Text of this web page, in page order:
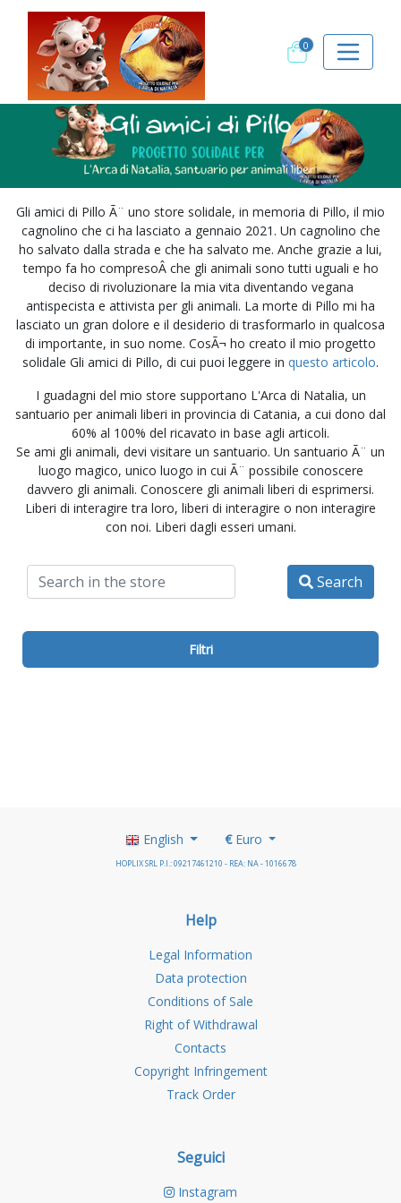
0
Gli amici di Pillo Ã¨ uno store solidale, in memoria di Pillo, il mio
cagnolino che ci ha lasciato a gennaio 2021. Un cagnolino che
ho salvato dalla strada e che ha salvato me. Anche grazie a lui,
tempo fa ho compresoÂ che gli animali sono tutti uguali e ho
deciso di rivoluzionare la mia vita diventando vegana
antispecista e attivista per gli animali. La morte di Pillo mi ha
lasciato un gran dolore e il desiderio di trasformarlo in qualcosa
di importante, in suo nome. CosÃ¬ ho creato il mio progetto
solidale Gli amici di Pillo, di cui puoi leggere in questo articolo.
I guadagni del mio store supportano L'Arca di Natalia, un
santuario per animali liberi in provincia di Catania, a cui dono dal
60% al 100% del ricavato in base agli articoli.
Se ami gli animali, devi visitare un santuario. Un santuario Ã¨ un
luogo magico, unico luogo in cui Ã¨ possibile conoscere
davvero gli animali. Conoscere gli animali liberi di esprimersi.
Liberi di interagire tra loro, liberi di interagire o non interagire
con noi. Liberi dagli esseri umani.
Search
Filtri
English €Euro
HOPLIX SRL P.I.: 09217461210 - REA: NA - 1016678
Help
Legal Information
Data protection
Conditions of Sale
Right of Withdrawal
Contacts
Copyright Infringement
Track Order
Seguici
Instagram